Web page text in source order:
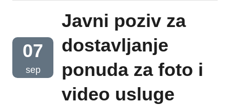
07
sep
Javni poziv za
dostavljanje
ponuda za foto i
video usluge